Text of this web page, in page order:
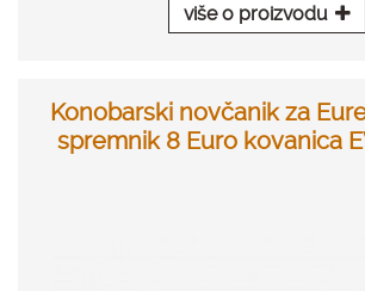
više o proizvodu
Konobarski novčanik za
spremnik 8 Euro kovanica